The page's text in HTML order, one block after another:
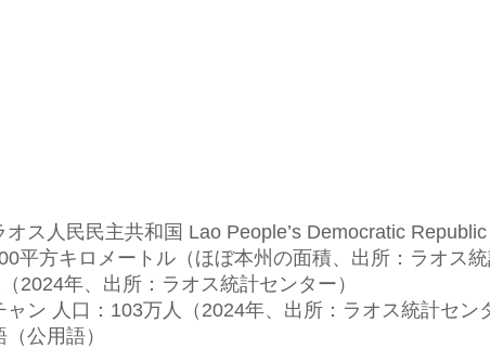
ス人民民主共和国 Lao People’s Democratic Republic
方キロメートル（ほぼ本州の面積、出所：ラオス統
2024年、出所：ラオス統計センター）
ン 人口：103万人（2024年、出所：ラオス統計セン
公用語）